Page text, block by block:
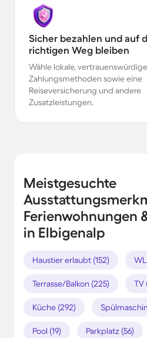
Sicher bezahlen und auf
richtigen Weg bleiben
Wähle lokale, vertrauenswürdige
Zahlungsmethoden sowie eine
Reiseversicherung und andere
Zusatzleistungen.
Meistgesuchte
Ferienwohnungen
in Elbigenalp
Haustier erlaubt (152)
Terrasse/Balkon (225) TV
Küche (292)
Pool (19) Parkplatz (56)